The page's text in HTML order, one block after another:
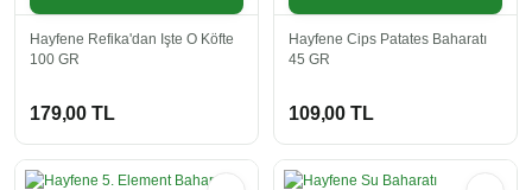
Hayfene Refika'dan Işte O Köfte
100 GR
179,00 TL
Hayfene Cips Patates Baharatı
45 GR
109,00 TL